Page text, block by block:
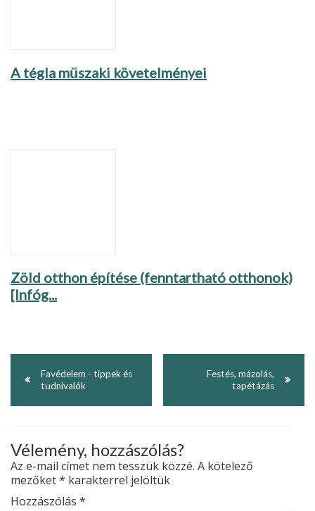
A tégla műszaki követelményei
Zöld otthon építése (fenntartható otthonok)
[Infóg...
Favédelem - tippek és
tudnivalók
Festés, mázolás,
tapétázás
Vélemény, hozzászólás?
Az e-mail címet nem tesszük közzé. A kötelező
mezőket* karakterrel jelöltük
Hozzászólás *